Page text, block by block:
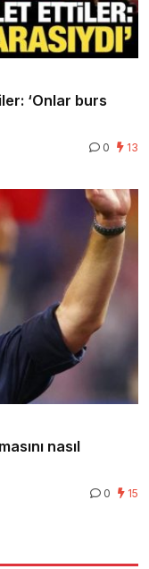
‘Onlar burs
0 13
nasıl
0 15